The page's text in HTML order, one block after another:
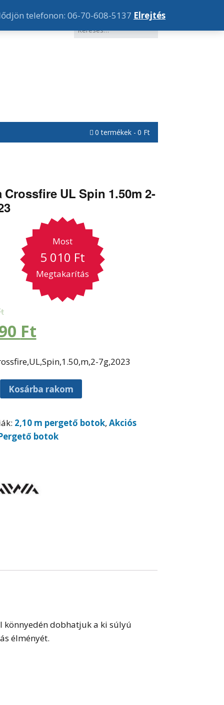
0 termékek 0 Ft
Crossfire UL Spin 1.50m 2-
Most
5 010 Ft
Megtakarítás
Ft
7g,2023
Kosárba rakom
2,10 m pergető botok, Akciós
botok
könnyedén dobhatjuk a ki súlyú
élményét.
telefonon: 06-70-608-5137 Elrejtés